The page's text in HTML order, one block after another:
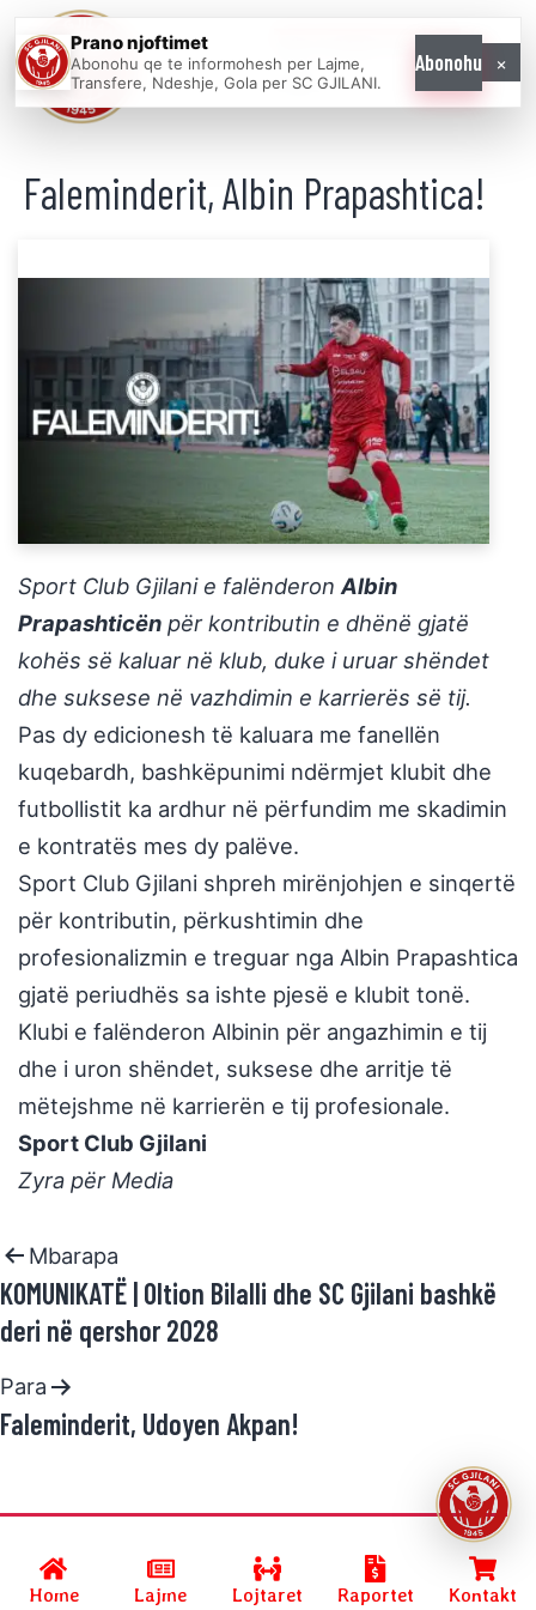
ONE
Home Lajme Lojtaret Raportet Kontakt
Faleminderit, Albin Prapashtica!
Sport Club Gjilani e falënderon Albin
Prapashticën për kontributin e dhënë gjatë
kohës së kaluar në klub, duke i uruar shëndet
dhe suksese në vazhdimin e karrierës së tij.
Pas dy edicionesh të kaluara me fanellën
kuqebardh, bashkëpunimi ndërmjet klubit dhe
futbollistit ka ardhur në përfundim me skadimin
e kontratës mes dy palëve.
Sport Club Gjilani shpreh mirënjohjen e sinqertë
për kontributin, përkushtimin dhe
profesionalizmin e treguar nga Albin Prapashtica
gjatë periudhës sa ishte pjesë e klubit tonë.
Klubi e falënderon Albinin për angazhimin e tij
dhe i uron shëndet, suksese dhe arritje të
mëtejshme në karrierën e tij profesionale.
Sport Club Gjilani
Zyra për Media
Mbarapa
KOMUNIKATË | Oltion Bilalli dhe SC Gjilani bashkë
deri në qershor 2028
Para
Faleminderit, Udoyen Akpan!
Developed by SC GJILANI and powered by R.Halimi.
Prano njoftimet
Abonohu qe te informohesh per Lajme,
Transfere, Ndeshje, Gola per SC GJILANI.
Abonohu ×